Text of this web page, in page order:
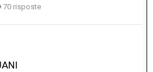
70 risposte